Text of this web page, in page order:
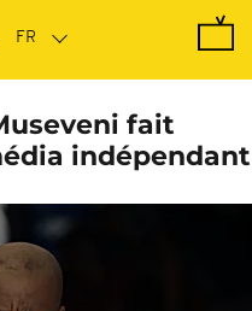
fait
indépendant